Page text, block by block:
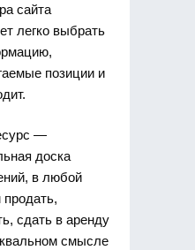
сайта
легко выбрать
позиции и
—
доска
в любой
сдать в аренду
смысле